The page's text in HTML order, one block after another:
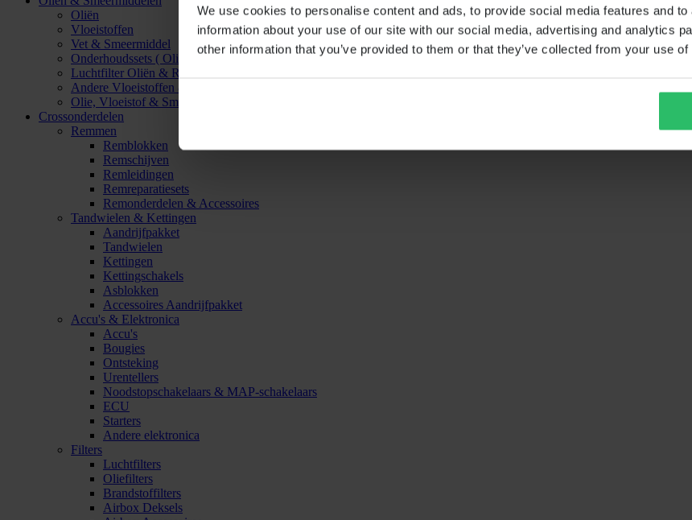
We use cookies to personalise content and ads, to provide social media features and
information about your use of our site with our social media, advertising and analytics
other information that you’ve provided to them or that they’ve collected from your use
Oliën
Vloeistoffen
Vet & Smeermiddel
Onderhoudssets ( Olie & Filter)
Luchtfilter Oliën & Reinigers
Andere Vloeistoffen & Smeermiddelen
Olie, Vloeistof & Smeermiddel Accessoires
Crossonderdelen
Remmen
Remblokken
Remschijven
Remleidingen
Remreparatiesets
Remonderdelen & Accessoires
Tandwielen & Kettingen
Aandrijfpakket
Tandwielen
Kettingen
Kettingschakels
Asblokken
Accessoires Aandrijfpakket
Accu's & Elektronica
Accu's
Bougies
Ontsteking
Urentellers
Noodstopschakelaars & MAP-schakelaars
ECU
Starters
Andere elektronica
Filters
Luchtfilters
Oliefilters
Brandstoffilters
Airbox Deksels